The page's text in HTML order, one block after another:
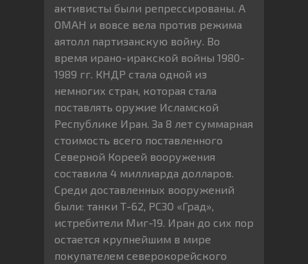
активисты были репрессированы. А
ОМАН и вовсе вела против режима
аятолл партизанскую войну. Во
время ирано-иракской войны 1980-
1989 гг. КНДР стала одной из
немногих стран, которая стала
поставлять оружие Исламской
Республике Иран. За 8 лет суммарная
стоимость всего поставленного
Северной Кореей вооружения
составила 4 миллиарда долларов.
Среди доставленных вооружений
были: танки Т-62, РСЗО «Град»,
истребители Миг-19. Иран до сих пор
остается крупнейшим в мире
покупателем северокорейского